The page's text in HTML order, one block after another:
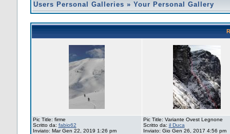
Users Personal Galleries » Your Personal Gallery
Pic Title: firme
Scritto da: fabio62
Inviato: Mar Gen 22, 2019 1:26 pm
Pic Title: Variante Ovest Legnone
Scritto da: il Duca
Inviato: Gio Gen 26, 2017 4:56 pm